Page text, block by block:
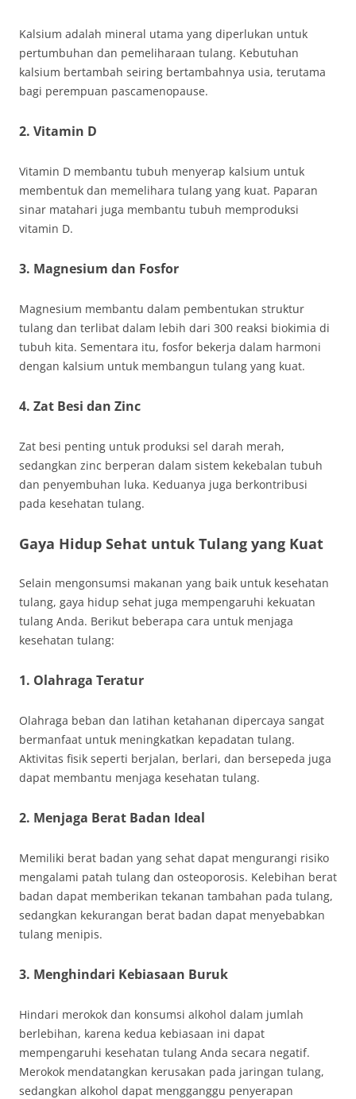
Kalsium adalah mineral utama yang diperlukan untuk
pertumbuhan dan pemeliharaan tulang. Kebutuhan
kalsium bertambah seiring bertambahnya usia, terutama
bagi perempuan pascamenopause.
2. Vitamin D
Vitamin D membantu tubuh menyerap kalsium untuk
membentuk dan memelihara tulang yang kuat. Paparan
sinar matahari juga membantu tubuh memproduksi
vitamin D.
3. Magnesium dan Fosfor
Magnesium membantu dalam pembentukan struktur
tulang dan terlibat dalam lebih dari 300 reaksi biokimia di
tubuh kita. Sementara itu, fosfor bekerja dalam harmoni
dengan kalsium untuk membangun tulang yang kuat.
4. Zat Besi dan Zinc
Zat besi penting untuk produksi sel darah merah,
sedangkan zinc berperan dalam sistem kekebalan tubuh
dan penyembuhan luka. Keduanya juga berkontribusi
pada kesehatan tulang.
Gaya Hidup Sehat untuk Tulang yang Kuat
Selain mengonsumsi makanan yang baik untuk kesehatan
tulang, gaya hidup sehat juga mempengaruhi kekuatan
tulang Anda. Berikut beberapa cara untuk menjaga
kesehatan tulang:
1. Olahraga Teratur
Olahraga beban dan latihan ketahanan dipercaya sangat
bermanfaat untuk meningkatkan kepadatan tulang.
Aktivitas fisik seperti berjalan, berlari, dan bersepeda juga
dapat membantu menjaga kesehatan tulang.
2. Menjaga Berat Badan Ideal
Memiliki berat badan yang sehat dapat mengurangi risiko
mengalami patah tulang dan osteoporosis. Kelebihan berat
badan dapat memberikan tekanan tambahan pada tulang,
sedangkan kekurangan berat badan dapat menyebabkan
tulang menipis.
3. Menghindari Kebiasaan Buruk
Hindari merokok dan konsumsi alkohol dalam jumlah
berlebihan, karena kedua kebiasaan ini dapat
mempengaruhi kesehatan tulang Anda secara negatif.
Merokok mendatangkan kerusakan pada jaringan tulang,
sedangkan alkohol dapat mengganggu penyerapan